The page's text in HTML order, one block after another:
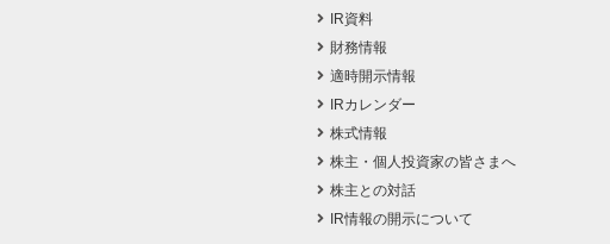
IR資料
財務情報
適時開示情報
IRカレンダー
株式情報
株主・個人投資家の皆さまへ
株主との対話
IR情報の開示について